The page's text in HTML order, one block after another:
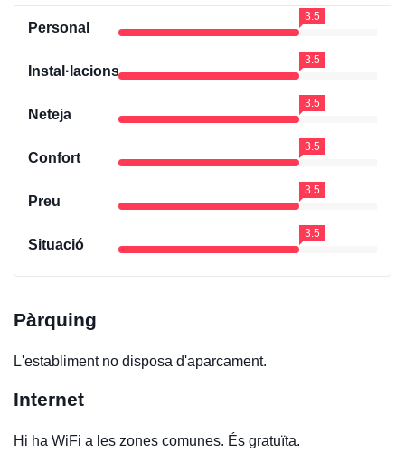
Personal
3.5
Instal·lacions
3.5
Neteja
3.5
Confort
3.5
Preu
3.5
Situació
3.5
Pàrquing
L'establiment no disposa d'aparcament.
Internet
Hi ha WiFi a les zones comunes. És gratuïta.